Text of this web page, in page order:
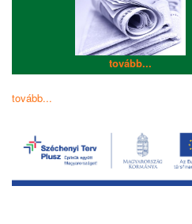
tovább...
tovább...